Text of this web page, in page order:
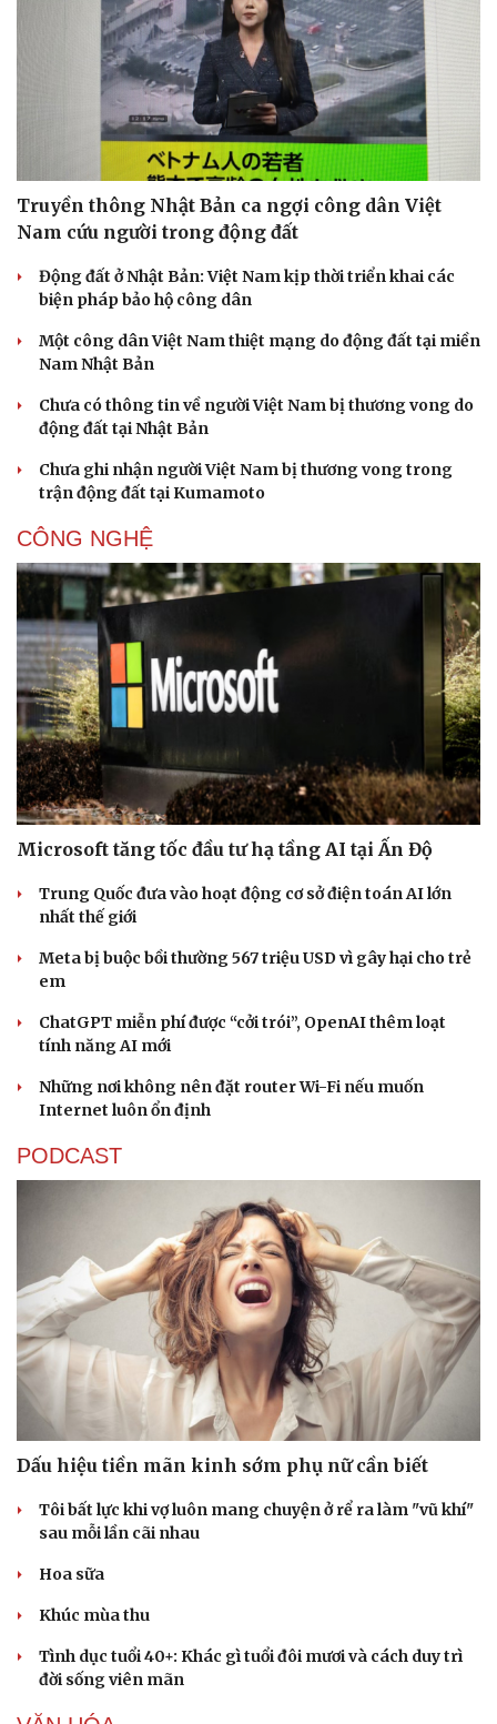
Văn hóa
Sân khấu - Điện ảnh
Văn học
Di sản
Nghệ sĩ
Truyền thông Nhật Bản ca ngợi công dân Việt
Nam cứu người trong động đất
Động đất ở Nhật Bản: Việt Nam kịp thời triển khai các
biện pháp bảo hộ công dân
Một công dân Việt Nam thiệt mạng do động đất tại miền
Nam Nhật Bản
Chưa có thông tin về người Việt Nam bị thương vong do
động đất tại Nhật Bản
Chưa ghi nhận người Việt Nam bị thương vong trong
trận động đất tại Kumamoto
CÔNG NGHỆ
Microsoft tăng tốc đầu tư hạ tầng AI tại Ấn Độ
Trung Quốc đưa vào hoạt động cơ sở điện toán AI lớn
nhất thế giới
Meta bị buộc bồi thường 567 triệu USD vì gây hại cho trẻ
em
ChatGPT miễn phí được “cởi trói”, OpenAI thêm loạt
tính năng AI mới
Những nơi không nên đặt router Wi-Fi nếu muốn
Internet luôn ổn định
PODCAST
Dấu hiệu tiền mãn kinh sớm phụ nữ cần biết
Tôi bất lực khi vợ luôn mang chuyện ở rể ra làm "vũ khí"
sau mỗi lần cãi nhau
Hoa sữa
Khúc mùa thu
Tình dục tuổi 40+: Khác gì tuổi đôi mươi và cách duy trì
đời sống viên mãn